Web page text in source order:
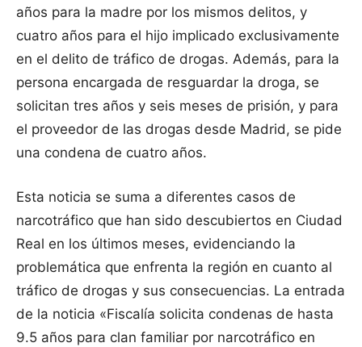
años para la madre por los mismos delitos, y
cuatro años para el hijo implicado exclusivamente
en el delito de tráfico de drogas. Además, para la
persona encargada de resguardar la droga, se
solicitan tres años y seis meses de prisión, y para
el proveedor de las drogas desde Madrid, se pide
una condena de cuatro años.
Esta noticia se suma a diferentes casos de
narcotráfico que han sido descubiertos en Ciudad
Real en los últimos meses, evidenciando la
problemática que enfrenta la región en cuanto al
tráfico de drogas y sus consecuencias. La entrada
de la noticia «Fiscalía solicita condenas de hasta
9.5 años para clan familiar por narcotráfico en